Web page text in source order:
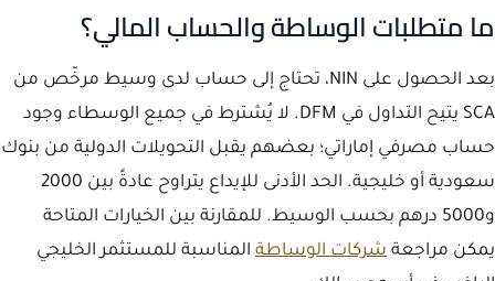
ما متطلبات الوساطة والحساب المالي؟
بعد الحصول على NIN، تحتاج إلى حساب لدى وسيط مرخّص من
SCA يتيح التداول في DFM. لا يُشترط في جميع الوسطاء وجود
حساب مصرفي إماراتي؛ بعضهم يقبل التحويلات الدولية من بنوك
سعودية أو خليجية. الحد الأدنى للإيداع يتراوح عادةً بين 2000
و5000 درهم بحسب الوسيط. للمقارنة بين الخيارات المتاحة
يمكن مراجعة شركات الوساطة المناسبة للمستثمر الخليجي